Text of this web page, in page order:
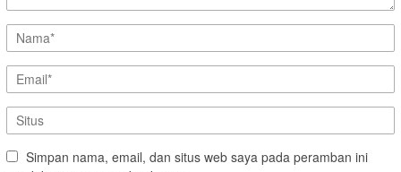
Simpan nama, email, dan situs web saya pada peramban ini